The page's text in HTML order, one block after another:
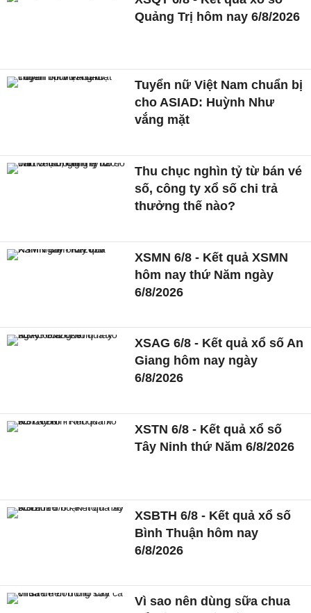
Quảng Trị hôm nay 6/8/2026
Tuyển nữ Việt Nam chuẩn bị
cho ASIAD: Huỳnh Như
vắng mặt
Thu chục nghìn tỷ từ bán vé
số, công ty xổ số chi trả
thưởng thế nào?
XSMN 6/8 - Kết quả XSMN
hôm nay thứ Năm ngày
6/8/2026
XSAG 6/8 - Kết quả xổ số An
Giang hôm nay ngày
6/8/2026
XSTN 6/8 - Kết quả xổ số
Tây Ninh thứ Năm 6/8/2026
XSBTH 6/8 - Kết quả xổ số
Bình Thuận hôm nay
6/8/2026
Vì sao nên dùng sữa chua